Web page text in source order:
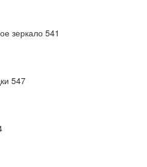
зеркало 541
547